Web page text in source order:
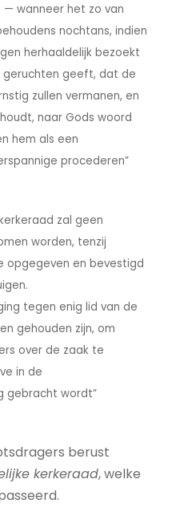
wanneer het zo van
nochtans, indien
herhaaldelijk bezoekt
geruchten geeft, dat de
zullen vermanen, en
naar Gods woord
hem als een
procederen”
zal geen
worden, tenzij
opgegeven en bevestigd
tegen enig lid van de
gehouden zijn, om
over de zaak te
in de
gebracht wordt”
berust
kerkeraad, welke